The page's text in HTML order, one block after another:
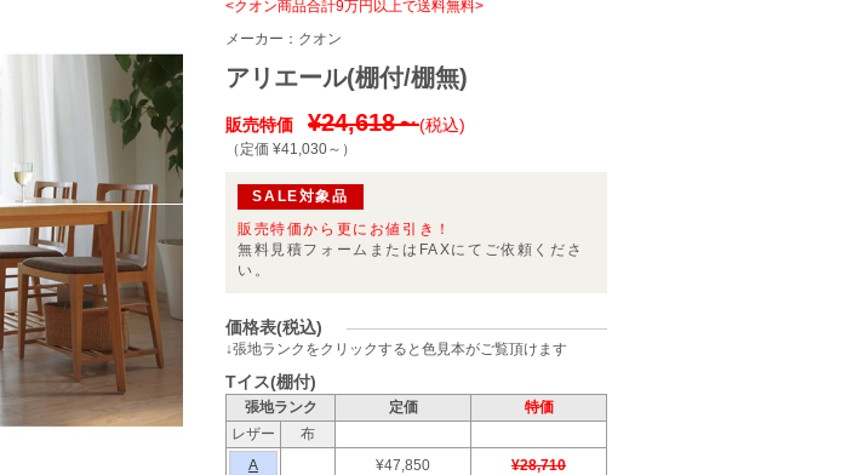
<クオン商品合計9万円以上で送料無料>
メーカー： クオン
アリエール(棚付/棚無)
販売特価 ¥24,618～(税込)
（定価 ¥41,030～ ）
SALE対象品
販売特価から更にお値引き！
無料見積フォームまたはFAXにてご依頼くださ
い。
価格表(税込)
↓張地ランクをクリックすると色見本がご覧頂けます
Tイス(棚付)
張地ランク 定価
特価
レザー
布
A
¥47,850 ¥28,710